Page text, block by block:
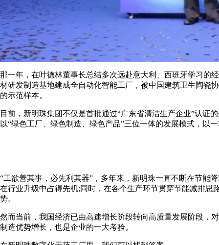
那一年，在叶德林董事长总结多次远赴意大利、西班牙学习的
材研发制造基地建成全自动化智能工厂，被中国建筑卫生陶瓷
的示范样本。
目前，新明珠集团不仅是首批通过“广东省清洁生产企业”认证
以“绿色工厂、绿色制造、绿色产品”三位一体的发展模式，以
“工欲善其事，必先利其器”，多年来，新明珠一直不断在节能
在行业升级中占得先机;同时，在各个生产环节贯穿节能减排
势。
然而当前，我国经济已由高速增长阶段转向高质量发展阶段，
制造优势增长，也是企业的一大考验。